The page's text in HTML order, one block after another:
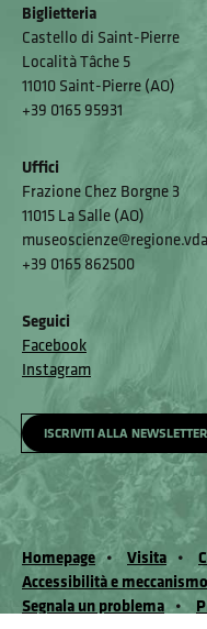
Biglietteria
Castello di Saint-Pierre
Località Tâche 5
11010 Saint-Pierre (AO)
+39 0165 95931
Uffici
Frazione Chez Borgne 3
11015 La Salle (AO)
+39 0165 862500
Seguici
Facebook
Instagram
ISCRIVITI ALLA NEWSLETTER
Homepage Visita
Accessibilità e
Segnala un problema